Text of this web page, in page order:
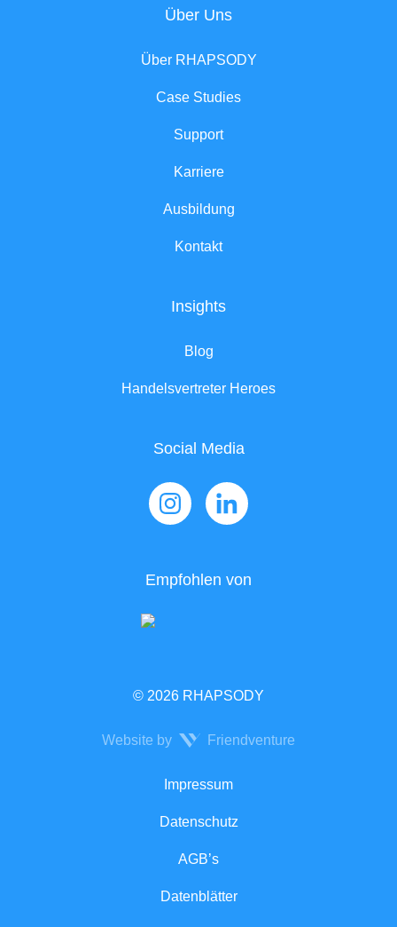
Über Uns
Über RHAPSODY
Case Studies
Support
Karriere
Ausbildung
Kontakt
Insights
Blog
Handelsvertreter Heroes
Social Media
Empfohlen von
© 2026 RHAPSODY
Website by Friendventure
Impressum
Datenschutz
AGB’s
Datenblätter